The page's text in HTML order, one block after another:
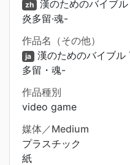
zh 漢のためのバイブ
炎多留·魂-
作品名（その他）
ja 漢のためのバイブル
多留・魂-
作品種別
video game
媒体／Medium
プラスチック
紙